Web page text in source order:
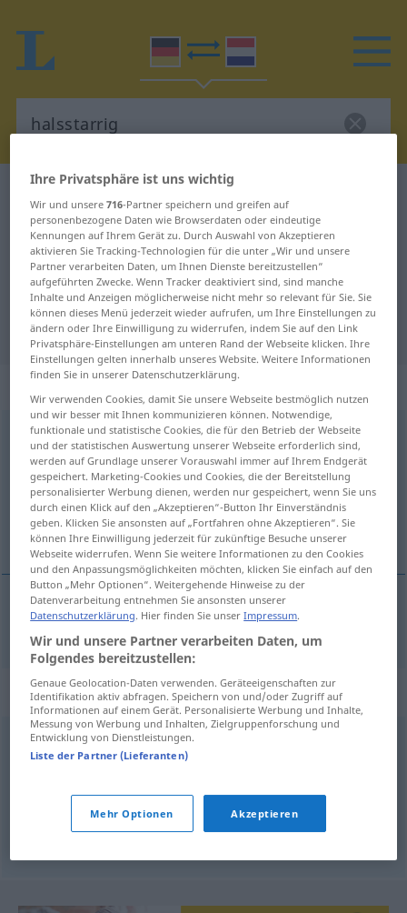
Deutsch-Niederländisch Wörterbuch
Deutsch-Niederländisch
Übersetzung für "halsstarrig"
"halsstarrig" Niederländisch
Übersetzung
„halsstarrig“
halsstarrig [ˈh-]
Übersicht aller Übersetzungen
(Für mehr Details die Übersetzung anklicken/antippen)
halsstarrig
halsstarrig halsstarrig
Synonyme für "halsstarrig"
widerspenstig,unnachgiebig
unbelehrbar,unbeugsam starrsinnig,unverbesserlich
Ihre Privatsphäre ist uns wichtig
Wir und unsere716-Partner speichern und greifen auf
personenbezogene Daten wie Browserdaten oder eindeutige
Kennungen auf Ihrem Gerät zu. Durch Auswahl von Akzeptieren
aktivieren Sie Tracking-Technologien für die unter „Wir und unsere
Partner verarbeiten Daten, um Ihnen Dienste bereitzustellen“
aufgeführten Zwecke. Wenn Tracker deaktiviert sind, sind manche
Inhalte und Anzeigen möglicherweise nicht mehr so relevant für Sie. Sie
können dieses Menü jederzeit wieder aufrufen, um Ihre Einstellungen zu
ändern oder Ihre Einwilligung zu widerrufen, indem Sie auf den Link
Privatsphäre-Einstellungen am unteren Rand der Webseite klicken. Ihre
Einstellungen gelten innerhalb unseres Website. Weitere Informationen
finden Sie in unserer Datenschutzerklärung.
Wir verwenden Cookies, damit Sie unsere Webseite bestmöglich nutzen
und wir besser mit Ihnen kommunizieren können. Notwendige,
funktionale und statistische Cookies, die für den Betrieb der Webseite
und der statistischen Auswertung unserer Webseite erforderlich sind,
werden auf Grundlage unserer Vorauswahl immer auf Ihrem Endgerät
gespeichert. Marketing-Cookies und Cookies, die der Bereitstellung
personalisierter Werbung dienen, werden nur gespeichert, wenn Sie uns
durch einen Klick auf den „Akzeptieren“-Button Ihr Einverständnis
geben. Klicken Sie ansonsten auf „Fortfahren ohne Akzeptieren“. Sie
können Ihre Einwilligung jederzeit für zukünftige Besuche unserer
Webseite widerrufen. Wenn Sie weitere Informationen zu den Cookies
und den Anpassungsmöglichkeiten möchten, klicken Sie einfach auf den
Button „Mehr Optionen“. Weitergehende Hinweise zu der
Datenverarbeitung entnehmen Sie ansonsten unserer
Datenschutzerklärung. Hier finden Sie unserImpressum.
Wir und unsere Partner verarbeiten Daten, um
Folgendes bereitzustellen:
Genaue Geolocation-Daten verwenden. Geräteeigenschaften zur
Identifikation aktiv abfragen. Speichern von und/oder Zugriff auf
Informationen auf einem Gerät. Personalisierte Werbung und Inhalte,
Messung von Werbung und Inhalten, Zielgruppenforschung und
Entwicklung von Dienstleistungen.
Liste der Partner (Lieferanten)
Mehr Optionen Akzeptieren